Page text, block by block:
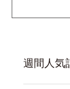
週間人気